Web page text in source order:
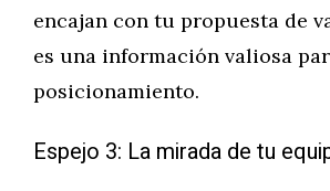
encajan con tu propuesta de
es una información valiosa
posicionamiento.
Espejo 3: La mirada de tu